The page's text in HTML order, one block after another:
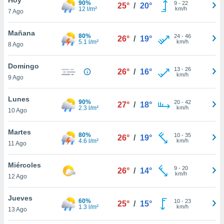
en
más
nuestra
de
cookies
aceptar
7 Ago
90%
12 l/m²
25° / 20° 9- 22
km/h
Mañana
8 Ago
80%
5.1 l/m²
26° / 19° 24- 46
km/h
Domingo
9 Ago
26° / 16° 13- 26
km/h
Lunes
10 Ago
90%
2.3 l/m²
27° / 18° 20- 42
km/h
Martes
11 Ago
80%
4.6 l/m²
26° / 19° 10- 35
km/h
Miércoles
12 Ago
26° / 14° 9- 20
km/h
Jueves
13 Ago
60%
1.3 l/m²
25° / 15° 10- 23
km/h